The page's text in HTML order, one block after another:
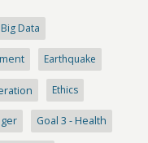
Big Data
Earthquake
Ethics
Goal 3 - Health